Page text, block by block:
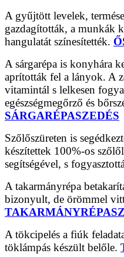
A gyűjtött levelek,
gazdagították, a munkák
hangulatát színesítették.
A sárgarépa is konyhára
aprították fel a lányok. A
vitamintál s lelkesen
egészségmegőrző és
SÁRGARÉPASZEDÉS
Szőlőszüreten is
készítettek 100%-os
segítségével, s
A takarmányrépa
bizonyult, de örömmel
A tökcipelés a fiúk
töklámpás készült belőle.